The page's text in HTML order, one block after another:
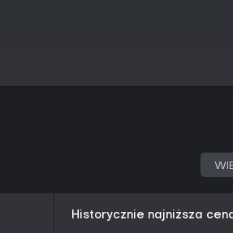
i 93% w ostatnich miesiącach.
radość z ukończonych sprzątań.
Historycznie najniższa